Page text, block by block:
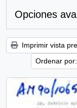
Opciones
Imprimir vista
Ordenar